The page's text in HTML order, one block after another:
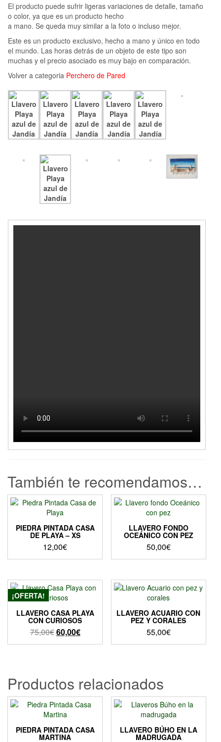
El producto puede sufrir ligeras variaciones de detalle, tamaño
o color, ya que es un producto hecho
a mano. Se queda muy similar a la foto o incluso mejor.
Este es un producto exclusivo, hecho a mano y único en todo
el mundo. Las horas detrás de un objeto de este tipo son
muchas y el precio asociado es muy bajo en comparación.
Volver a categoria Perchero de Pared
También te recomendamos…
PIEDRA PINTADA CASA
DE PLAYA – XS
12,00€
LLAVERO FONDO
OCEÁNICO CON PEZ
50,00€
¡OFERTA!
LLAVERO CASA PLAYA
CON CURIOSOS
75,00€El
precio
60,00€El
precio
LLAVERO ACUARIO CON
PEZ Y CORALES
55,00€
Productos relacionados
PIEDRA PINTADA CASA
MARTINA
LLAVERO BÚHO EN LA
MADRUGADA